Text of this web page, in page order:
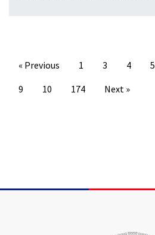
« Previous 1 3 4 5
9
10 174
Next »